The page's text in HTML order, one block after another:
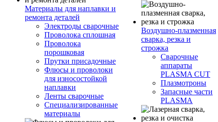
Материалы для наплавки и
ремонта деталей
Электроды сварочные
Проволока сплошная
Проволока
порошковая
Прутки присадочные
Флюсы и проволоки
для износостойкой
наплавки
Ленты сварочные
Специализированные
материалы
Воздушно-плазменная
сварка, резка и
строжка
Сварочные
аппараты
PLASMA CUT
Плазмотроны
Запасные части
PLASMA